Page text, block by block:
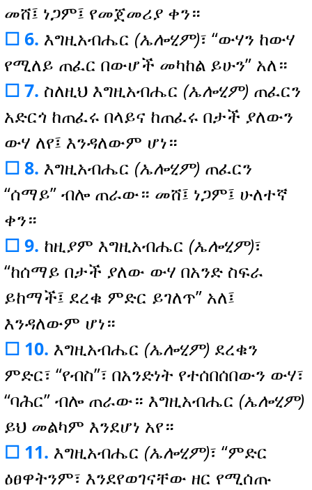
መሸ፤ ነጋም፤ የመጀመሪያ ቀን።
☐ 6. እግዚአብሔር (ኤሎሂም)፣ “ውሃን ከውሃ
የሚለይ ጠፈር በውሆች መካከል ይሁን” አለ።
☐ 7. ስለዚህ እግዚአብሔር (ኤሎሂም) ጠፈርን
አድርጎ ከጠፈሩ በላይና ከጠፈሩ በታች ያለውን
ውሃ ለየ፤ እንዳለውም ሆነ።
☐ 8. እግዚአብሔር (ኤሎሂም) ጠፈርን
“ሰማይ” ብሎ ጠራው። መሸ፤ ነጋም፤ ሁለተኛ
ቀን።
☐ 9. ከዚያም እግዚአብሔር (ኤሎሂም)፣
“ከሰማይ በታች ያለው ውሃ በአንድ ስፍራ
ይከማች፤ ደረቁ ምድር ይገለጥ” አለ፤
እንዳለውም ሆነ።
☐ 10. እግዚአብሔር (ኤሎሂም) ደረቁን
ምድር፣ “የብስ”፣ በአንድነት የተሰበሰበውን ውሃ፣
“ባሕር” ብሎ ጠራው። እግዚአብሔር (ኤሎሂም)
ይህ መልካም እንደሆነ አየ።
☐ 11. እግዚአብሔር (ኤሎሂም)፣ “ምድር
ዕፀዋትንም፣ እንደየወገናቸው ዘር የሚሰጡ